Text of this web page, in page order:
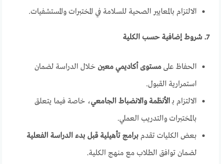
الالتزام بالمعايير الصحية للسلامة في المختبرات والمستشفيات.
7. شروط إضافية حسب الكلية
الحفاظ علىمستوى أكاديمي معين خلال الدراسة لضمان
استمرارية القبول.
الالتزام بـالأنظمة والانضباط الجامعي، خاصة فيما يتعلق
بالمختبرات والتدريب العملي.
بعض الكليات تقدمبرامج تأهيلية قبل بدء الدراسة الفعلية
لضمان توافق الطلاب مع منهج الكلية.